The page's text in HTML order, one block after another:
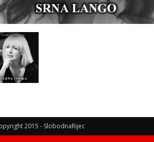
2015 - SlobodnaRijec